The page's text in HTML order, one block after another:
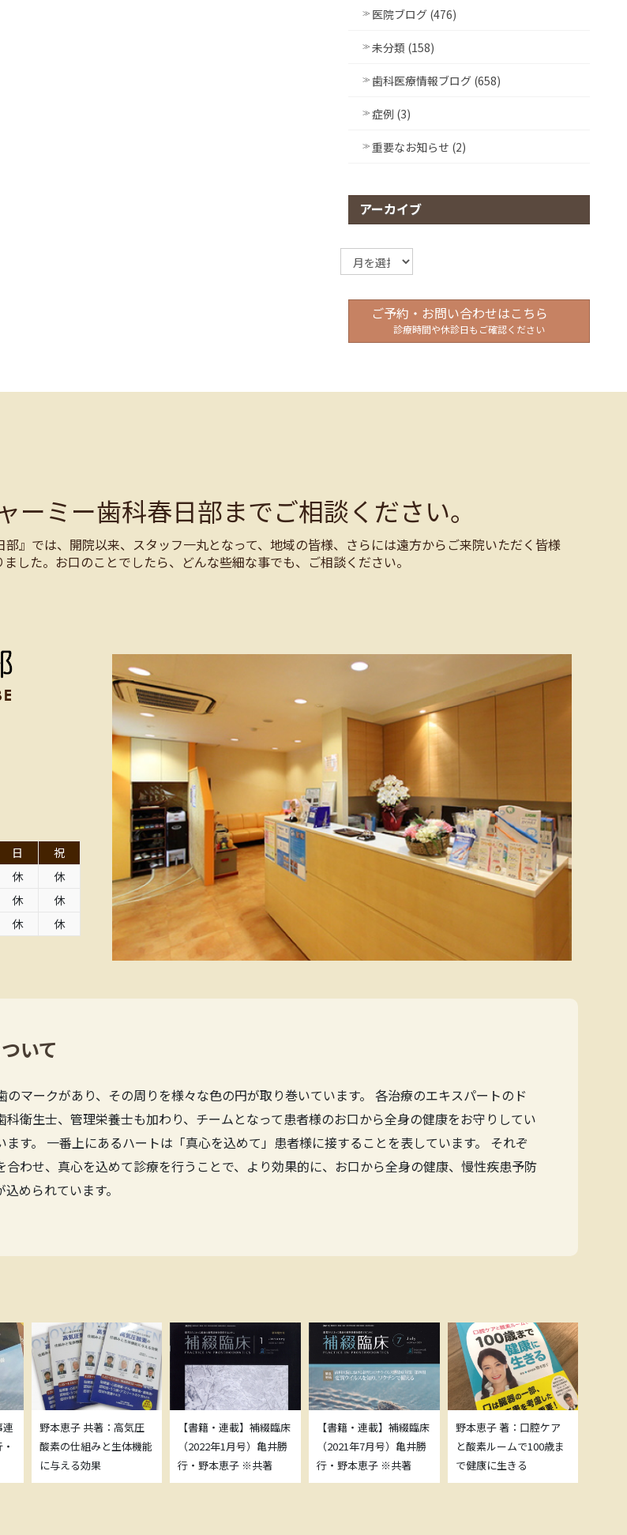
医院ブログ (476)
未分類 (158)
歯科医療情報ブログ (658)
症例 (3)
重要なお知らせ (2)
アーカイブ
ア
ー
イ
ご予約・お問い合わせはこちら
診療時間や休診日もご確認ください
ーミー歯科春日部までご相談ください。
』では、開院以来、スタッフ一丸となって、地域の皆様、さらには遠方からご来院いただく皆様
した。お口のことでしたら、どんな些細な事でも、ご相談ください。
日
祝
休
休
休
休
休 休
いて
のマークがあり、その周りを様々な色の円が取り巻いています。 各治療のエキスパートのド
科衛生士、管理栄養士も加わり、チームとなって患者様のお口から全身の健康をお守りしてい
ます。 一番上にあるハートは「真心を込めて」患者様に接することを表しています。 それぞ
合わせ、真心を込めて診療を行うことで、より効果的に、お口から全身の健康、慢性疾患予防
められています。
連
野本恵子 共著：高気圧
酸素の仕組みと生体機能
に与える効果
【書籍・連載】補綴臨床
（2022年1月号）亀井勝
行・野本恵子 ※共著
【書籍・連載】補綴臨床
（2021年7月号）亀井勝
行・野本恵子 ※共著
野本恵子 著：口腔ケア
と酸素ルームで100歳ま
で健康に生きる